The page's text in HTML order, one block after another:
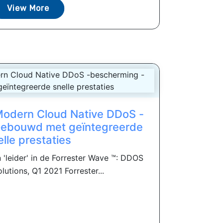
View More
Cloud Native DDoS -
met geïntegreerde
prestaties
in de Forrester Wave ™: DDOS
Q1 2021 Forrester...